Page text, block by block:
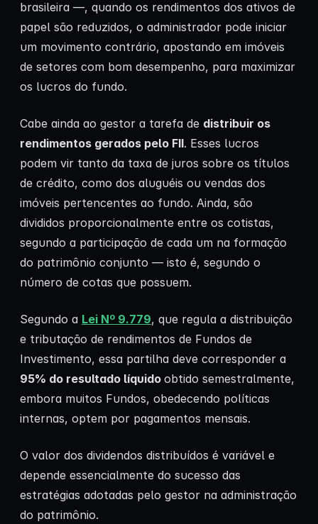
brasileira —, quando os rendimentos dos ativos de
papel são reduzidos, o administrador pode iniciar
um movimento contrário, apostando em imóveis
de setores com bom desempenho, para maximizar
os lucros do fundo.
Cabe ainda ao gestor a tarefa de distribuir os
rendimentos gerados pelo FII. Esses lucros
podem vir tanto da taxa de juros sobre os títulos
de crédito, como dos aluguéis ou vendas dos
imóveis pertencentes ao fundo. Ainda, são
divididos proporcionalmente entre os cotistas,
segundo a participação de cada um na formação
do patrimônio conjunto — isto é, segundo o
número de cotas que possuem.
Segundo a Lei Nº 9.779, que regula a distribuição
e tributação de rendimentos de Fundos de
Investimento, essa partilha deve corresponder a
95% do resultado líquido obtido semestralmente,
embora muitos Fundos, obedecendo políticas
internas, optem por pagamentos mensais.
O valor dos dividendos distribuídos é variável e
depende essencialmente do sucesso das
estratégias adotadas pelo gestor na administração
do patrimônio.